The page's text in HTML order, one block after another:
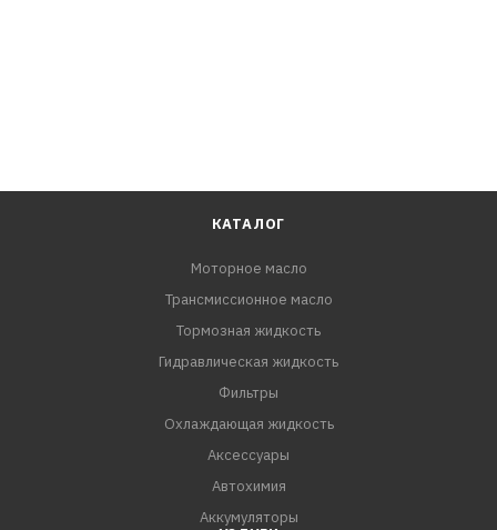
КАТАЛОГ
Моторное масло
Трансмиссионное масло
Тормозная жидкость
Гидравлическая жидкость
Фильтры
Охлаждающая жидкость
Аксессуары
Автохимия
Аккумуляторы